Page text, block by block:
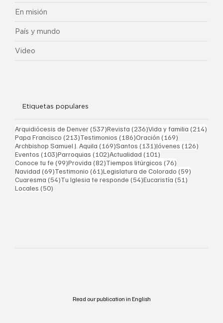
En misión
País y mundo
Video
Etiquetas populares
Arquidiócesis de Denver(537)537 entradas
Revista (236)236 entradas
Vida y familia (214)
Papa Francisco (213)213 entradas
Testimonios (186)186 entradas
Oración (169)
Archbishop Samuel J. Aquila (169)169 entradas
Santos (131)131 entradas
Jóvenes (126)
Eventos (103)103 entradas
Parroquias (102)102 entradas
Actualidad (101)
Conoce tu fe (99)99 entradas
Provida (82)82 entradas
Tiempos litúrgicos (76)
Navidad (69)69 entradas
Testimonio (61)61 entradas
Legislatura de Colorado (59)
Cuaresma (54)54 entradas
Tu Iglesia te responde (54)54 entradas
Eucaristía (51)
Locales (50)
Read our publication in English